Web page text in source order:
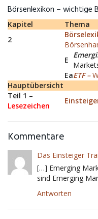
Börsenlexikon – wichtige
Kapitel
Thema
2
E
EaETF –
Hauptübersicht
Teil 1 –
Lesezeichen
Kommentare
Das Einsteiger
[…] Emerging
sind Emerging
Antworten